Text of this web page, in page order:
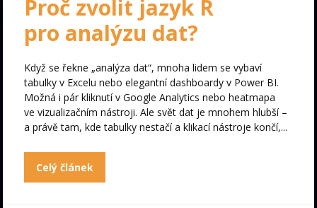
Proč zvolit jazyk R
pro analýzu dat?
Když se řekne „analýza dat“, mnoha lidem se vybaví
tabulky v Excelu nebo elegantní dashboardy v Power BI.
Možná i pár kliknutí v Google Analytics nebo heatmapa
ve vizualizačním nástroji. Ale svět dat je mnohem hlubší –
a právě tam, kde tabulky nestačí a klikací nástroje končí,...
Celý článek